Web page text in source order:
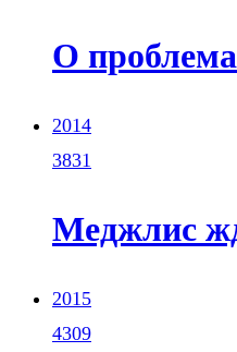
О
2014
3831
Меджлис
2015
4309